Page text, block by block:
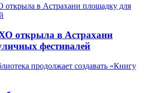
открыла в Астрахани
фестивалей